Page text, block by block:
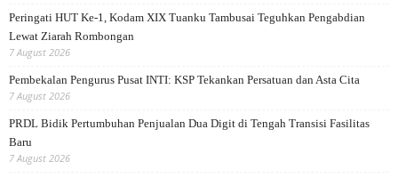
Peringati HUT Ke-1, Kodam XIX Tuanku Tambusai Teguhkan Pengabdian
Lewat Ziarah Rombongan
7 August 2026
Pembekalan Pengurus Pusat INTI: KSP Tekankan Persatuan dan Asta Cita
7 August 2026
PRDL Bidik Pertumbuhan Penjualan Dua Digit di Tengah Transisi Fasilitas
Baru
7 August 2026